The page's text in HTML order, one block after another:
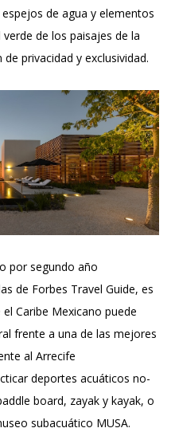
de agua y elementos
de los paisajes de la
privacidad y exclusividad.
por segundo año
de Forbes Travel Guide, es
Caribe Mexicano puede
frente a una de las mejores
al Arrecife
deportes acuáticos no-
board, zayak y kayak, o
subacuático MUSA.